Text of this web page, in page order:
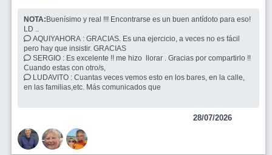
NOTA: Buenísimo y real !!! Encontrarse es un buen antídoto para eso!
LD ..
AQUIYAHORA : GRACIAS. Es una ejercicio, a veces no es fácil
pero hay que insistir. GRACIAS
SERGIO : Es excelente !! me hizo llorar . Gracias por compartirlo !!
Cuando estas con otro/s,
LUDAVITO : Cuantas veces vemos esto en los bares, en la calle,
en las familias,etc. Más comunicados que
28/07/2026